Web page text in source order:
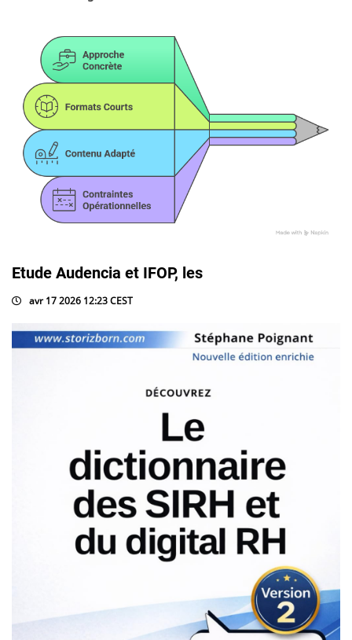
Etude Audencia et IFOP, les
avr 17 2026 12:23 CEST